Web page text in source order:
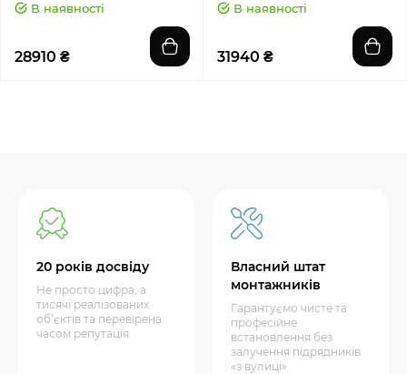
В наявності
28910 ₴
В наявності
31940 ₴
20 років досвіду
Не просто цифра, а
тисячі реалізованих
об’єктів та перевірена
часом репутація.
Власний штат
монтажників
Гарантуємо чисте та
професійне
встановлення без
залучення підрядників
«з вулиці»